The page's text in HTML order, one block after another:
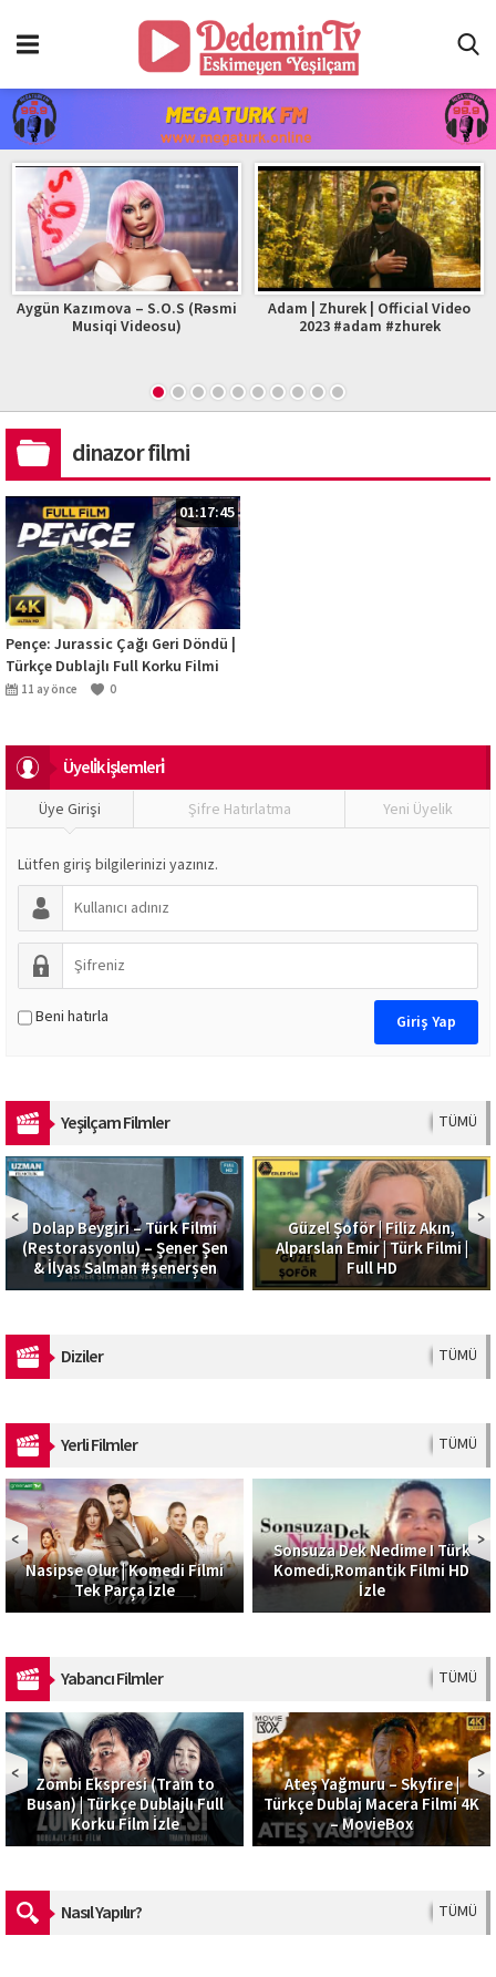
Aygün Kazımova – S.O.S (Rəsmi
Musiqi Videosu)
Adam | Zhurek | Official Video
2023 #adam #zhurek
dinazor filmi
01:17:45
Pençe: Jurassic Çağı Geri Döndü |
Türkçe Dublajlı Full Korku Filmi
(4K)11 ay önce 0
Üyeli̇k İşlemleri̇
Üye Girişi Şifre Hatırlatma Yeni Üyelik
Lütfen giriş bilgilerinizi yazınız.
Beni hatırla
Yeşilçam Filmler TÜMÜ
Dolap Beygiri – Türk Filmi
(Restorasyonlu) – Şener Şen
& İlyas Salman #şenerşen
Güzel Şoför | Filiz Akın,
Alparslan Emir | Türk Filmi |
Full HD
Diziler TÜMÜ
Yerli Filmler TÜMÜ
Nasipse Olur | Komedi Filmi
Tek Parça İzle
Sonsuza Dek Nedime I Türk
Komedi,Romantik Filmi HD
İzle
Yabancı Filmler TÜMÜ
Zombi Ekspresi (Train to
Busan) | Türkçe Dublajlı Full
Korku Film İzle
Ateş Yağmuru – Skyfire |
Türkçe Dublaj Macera Filmi 4K
– MovieBox
Nasıl Yapılır? TÜMÜ